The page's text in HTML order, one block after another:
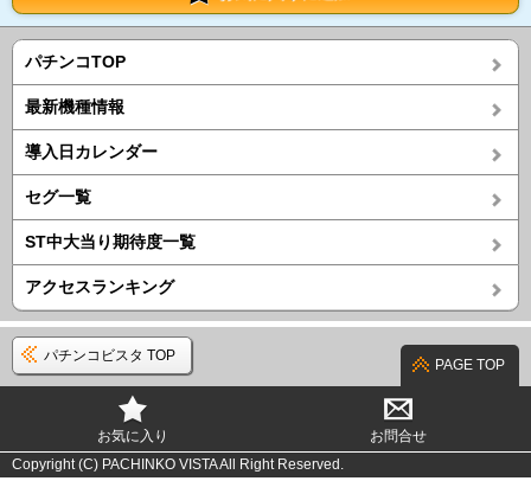
パチンコTOP
最新機種情報
導入日カレンダー
セグ一覧
ST中大当り期待度一覧
アクセスランキング
パチンコビスタ TOP
PAGE TOP
お気に入り
お問合せ
Copyright (C) PACHINKO VISTA All Right Reserved.